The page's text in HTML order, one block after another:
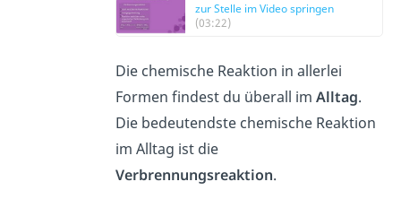
zur Stelle im Video springen
(03:22)
Die chemische Reaktion in allerlei
Formen findest du überall imAlltag.
Die bedeutendste chemische Reaktion
im Alltag ist die
Verbrennungsreaktion.